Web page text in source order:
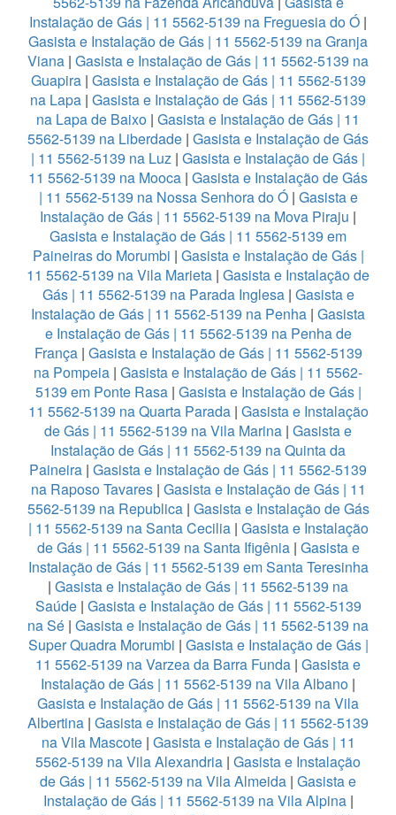
Instalação de Gás | 11 5562-5139 na Freguesia do Ó |
Gasista e Instalação de Gás | 11 5562-5139 na Granja
Viana | Gasista e Instalação de Gás | 11 5562-5139 na
Guapira| Gasista e Instalação de Gás | 11 5562-5139
na Lapa | Gasista e Instalação de Gás | 11 5562-5139
na Lapa de Baixo | Gasista e Instalação de Gás | 11
5562-5139 na Liberdade | Gasista e Instalação de Gás
| 11 5562-5139 na Luz | Gasista e Instalação de Gás |
11 5562-5139 na Mooca | Gasista e Instalação de Gás
| 11 5562-5139 na Nossa Senhora do Ó| Gasista e
Instalação de Gás | 11 5562-5139 na Mova Piraju |
Gasista e Instalação de Gás | 11 5562-5139 em
Paineiras do Morumbi | Gasista e Instalação de Gás |
11 5562-5139 na Vila Marieta | Gasista e Instalação de
Gás | 11 5562-5139 na Parada Inglesa | Gasista e
Instalação de Gás | 11 5562-5139 na Penha | Gasista
e Instalação de Gás | 11 5562-5139 na Penha de
França | Gasista e Instalação de Gás | 11 5562-5139
na Pompeia | Gasista e Instalação de Gás | 11 5562-
5139 em Ponte Rasa| Gasista e Instalação de Gás |
11 5562-5139 na Quarta Parada| Gasista e Instalação
de Gás | 11 5562-5139 na Vila Marina | Gasista e
Instalação de Gás | 11 5562-5139 na Quinta da
Paineira | Gasista e Instalação de Gás | 11 5562-5139
na Raposo Tavares| Gasista e Instalação de Gás | 11
5562-5139 na Republica| Gasista e Instalação de Gás
| 11 5562-5139 na Santa Cecilia| Gasista e Instalação
de Gás | 11 5562-5139 na Santa Ifigênia | Gasista e
Instalação de Gás | 11 5562-5139 em Santa Teresinha
| Gasista e Instalação de Gás | 11 5562-5139 na
Saúde| Gasista e Instalação de Gás | 11 5562-5139
na Sé | Gasista e Instalação de Gás | 11 5562-5139 na
Super Quadra Morumbi | Gasista e Instalação de Gás |
11 5562-5139 na Varzea da Barra Funda | Gasista e
Instalação de Gás | 11 5562-5139 na Vila Albano |
Gasista e Instalação de Gás | 11 5562-5139 na Vila
Albertina | Gasista e Instalação de Gás | 11 5562-5139
na Vila Mascote| Gasista e Instalação de Gás | 11
5562-5139 na Vila Alexandria | Gasista e Instalação
de Gás | 11 5562-5139 na Vila Almeida | Gasista e
Instalação de Gás | 11 5562-5139 na Vila Alpina |